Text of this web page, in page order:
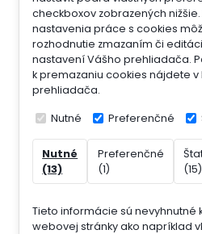
checkboxov zobrazených
nastavenia práce s cookies
rozhodnutie zmazaním či
nastavení Vášho prehliadača.
k premazaniu cookies nájdete
prehliadača.
Nutné Preferenčné
Nutné
(13)
Preferenčné
(1)
(15)
Tieto informácie sú nevyhnutné
webovej stránky ako napríklad